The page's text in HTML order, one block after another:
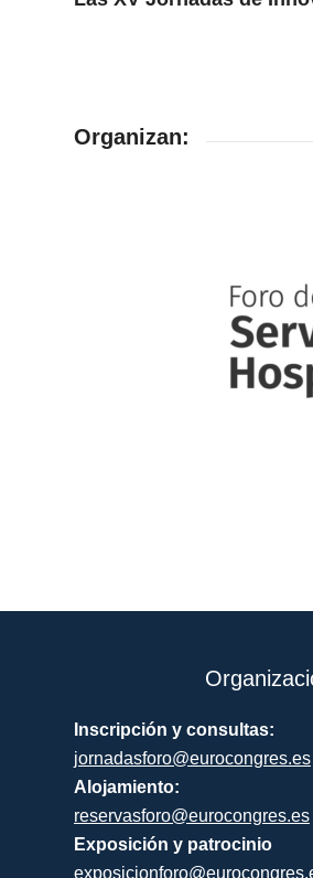
Organizan:
Inscripción y consultas:
jornadasforo@eurocongres.es
Alojamiento:
reservasforo@eurocongres.es
Exposición y patrocinio